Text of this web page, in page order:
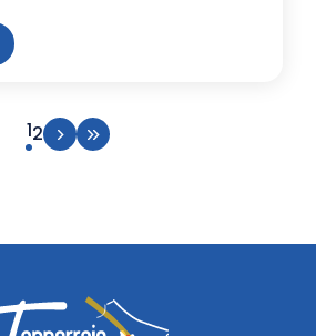
Page courante
1Aller à la page 2
2Page suivante
Aller à la dernière page